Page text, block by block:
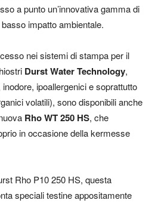
a punto un’innovativa gamma di
impatto ambientale.
nei sistemi di stampa per il
Durst Water Technology,
ipoallergenici e soprattutto
volatili), sono disponibili anche
Rho WT 250 HS, che
in occasione della kermesse
Rho P10 250 HS, questa
speciali testine appositamente